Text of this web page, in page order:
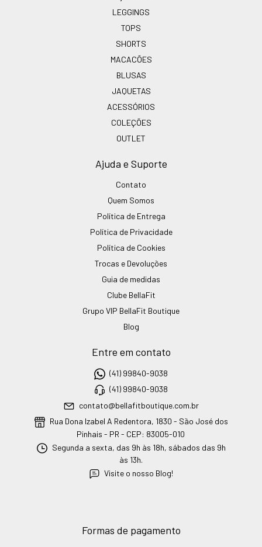
LEGGINGS
TOPS
SHORTS
MACACÕES
BLUSAS
JAQUETAS
ACESSÓRIOS
COLEÇÕES
OUTLET
Ajuda e Suporte
Contato
Quem Somos
Política de Entrega
Política de Privacidade
Política de Cookies
Trocas e Devoluções
Guia de medidas
Clube BellaFit
Grupo VIP BellaFit Boutique
Blog
Entre em contato
(41) 99840-9038
(41) 99840-9038
contato@bellafitboutique.com.br
Rua Dona Izabel A Redentora, 1830 - São José dos
Pinhais - PR - CEP: 83005-010
Segunda a sexta, das 9h às 18h, sábados das 9h
às 13h.
Visite o nosso Blog!
Formas de pagamento